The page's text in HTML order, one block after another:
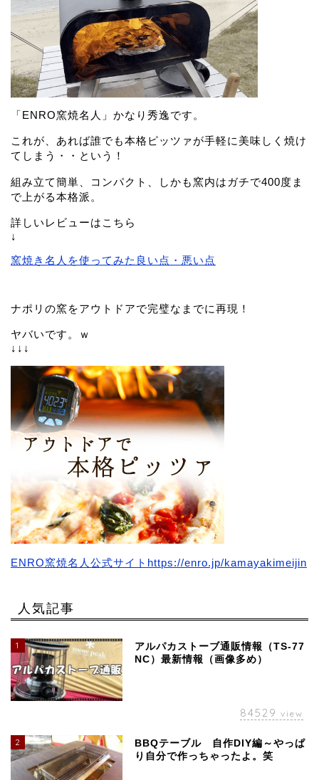
「ENRO窯焼名人」かなり秀逸です。
これが、あれば誰でも本格ピッツァが手軽に美味しく焼け
てしまう・・という！
組み立て簡単、コンパクト、しかも窯内はガチで400度ま
で上がる本格派。
詳しいレビューはこちら
↓
窯焼き名人を使ってみた良い点・悪い点
ナポリの窯をアウトドアで完璧なまでに再現！
ヤバいです。ｗ
↓↓↓
ENRO窯焼名人公式サイトhttps://enro.jp/kamayakimeijin
人気記事
1
アルパカストーブ通販情報（TS-77
NC）最新情報（画像多め）
84529 view
2
BBQテーブル 自作DIY編～やっぱ
り自分で作っちゃったよ。笑